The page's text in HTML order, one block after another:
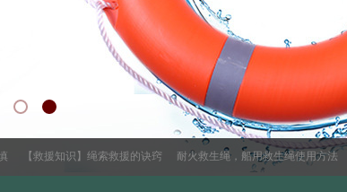
【救援知识】绳索救援的诀窍 耐火救生绳，船用救生绳使用方法